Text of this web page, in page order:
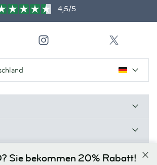
Sie bekommen 20% Rabatt!
4,5/5